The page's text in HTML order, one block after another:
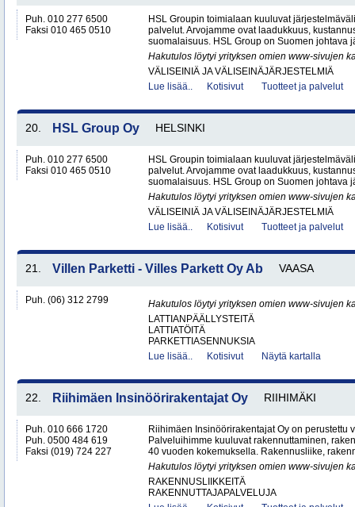
Puh. 010 277 6500
Faksi 010 465 0510
HSL Groupin toimialaan kuuluvat
palvelut. Arvojamme ovat laadukkuus,
suomalaisuus. HSL Group on Suomen johtava
Hakutulos löytyi yrityksen omien www-sivujen
VÄLISEINIÄ JA VÄLISEINÄJÄRJESTELMIÄ
Lue lisää..
Kotisivut Tuotteet ja palvelut
20. HSL Group Oy HELSINKI
Puh. 010 277 6500
Faksi 010 465 0510
HSL Groupin toimialaan kuuluvat
palvelut. Arvojamme ovat laadukkuus,
suomalaisuus. HSL Group on Suomen johtava
Hakutulos löytyi yrityksen omien www-sivujen
VÄLISEINIÄ JA VÄLISEINÄJÄRJESTELMIÄ
Lue lisää..
Kotisivut Tuotteet ja palvelut
21. Villen Parketti - Villes Parkett Oy Ab VAASA
Puh. (06) 312 2799
Hakutulos löytyi yrityksen omien www-sivujen
LATTIANPÄÄLLYSTEITÄ
LATTIATÖITÄ
PARKETTIASENNUKSIA
Lue lisää..
Kotisivut Näytä kartalla
22. Riihimäen Insinöörirakentajat Oy RIIHIMÄKI
Puh. 010 666 1720
Puh. 0500 484 619
Faksi (019) 724 227
Riihimäen Insinöörirakentajat Oy on perustettu
Palveluihimme kuuluvat rakennuttaminen,
40 vuoden kokemuksella. Rakennusliike,
Hakutulos löytyi yrityksen omien www-sivujen
RAKENNUSLIIKKEITÄ
RAKENNUTTAJAPALVELUJA